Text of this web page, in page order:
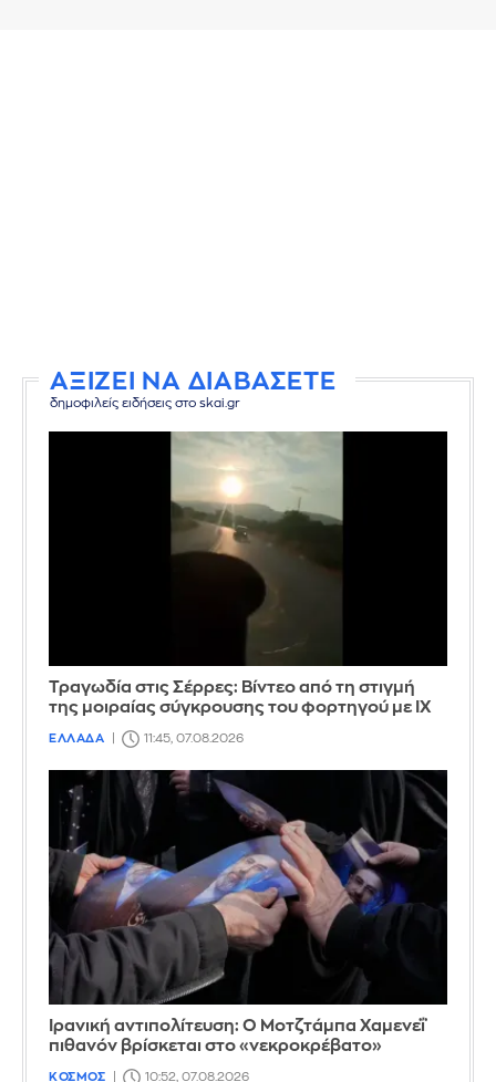
ΑΞΙΖΕΙ ΝΑ ΔΙΑΒΑΣΕΤΕ
δημοφιλείς ειδήσεις στο skai.gr
Τραγωδία στις Σέρρες: Βίντεο από τη στιγμή
της μοιραίας σύγκρουσης του φορτηγού με ΙΧ
ΕΛΛΑΔΑ 11:45, 07.08.2026
Ιρανική αντιπολίτευση: Ο Μοτζτάμπα Χαμενεΐ
πιθανόν βρίσκεται στο «νεκροκρέβατο»
ΚΟΣΜΟΣ 10:52, 07.08.2026